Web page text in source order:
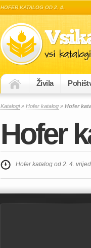
HOFER KATALOG OD 2. 4.
Živila
Katalogi» Hofer katalog » Hofer
Hofer
Hofer katalog od 2. 4.